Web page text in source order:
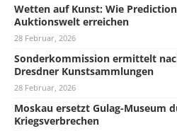
Wetten auf Kunst: Wie
Auktionswelt erreichen
28 Februar, 2026
Sonderkommission ermittelt
Dresdner Kunstsammlungen
28 Februar, 2026
Moskau ersetzt Gulag-Museum
Kriegsverbrechen